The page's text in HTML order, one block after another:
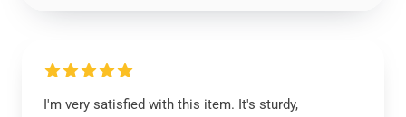
I'm very satisfied with this item. It's sturdy,